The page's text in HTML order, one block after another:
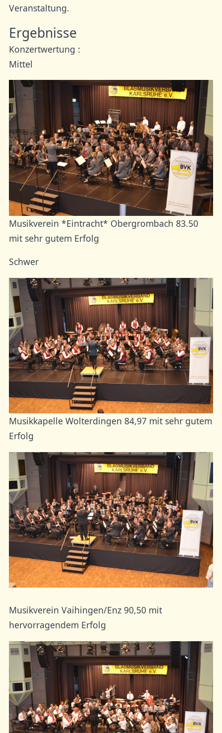
Veranstaltung.
Ergebnisse
Konzertwertung :
Mittel
Musikverein *Eintracht* Obergrombach 83.50
mit sehr gutem Erfolg
Schwer
Musikkapelle Wolterdingen 84,97 mit sehr gutem
Erfolg
Musikverein Vaihingen/Enz 90,50 mit
hervorragendem Erfolg